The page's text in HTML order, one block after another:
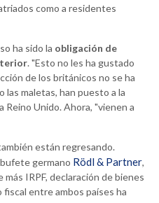
como a residentes
ha sido la obligación de
. "Esto no les ha gustado
de los británicos no se ha
las maletas, han puesto a la
Reino Unido. Ahora, "vienen a
están regresando.
germano Rödl & Partner,
IRPF, declaración de bienes
entre ambos países ha